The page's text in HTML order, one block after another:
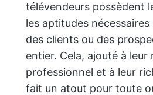
télévendeurs possèdent
les aptitudes
des clients ou des
entier. Cela, ajouté à leur
professionnel et à leur
fait un atout pour toute